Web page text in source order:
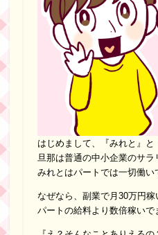
はじめまして、『みれと』と
旦那は普通の中小企業のサラ
みれとはパートでは一切働い
なぜなら、副業で月30万円稼
パートの給料より数倍稼いで